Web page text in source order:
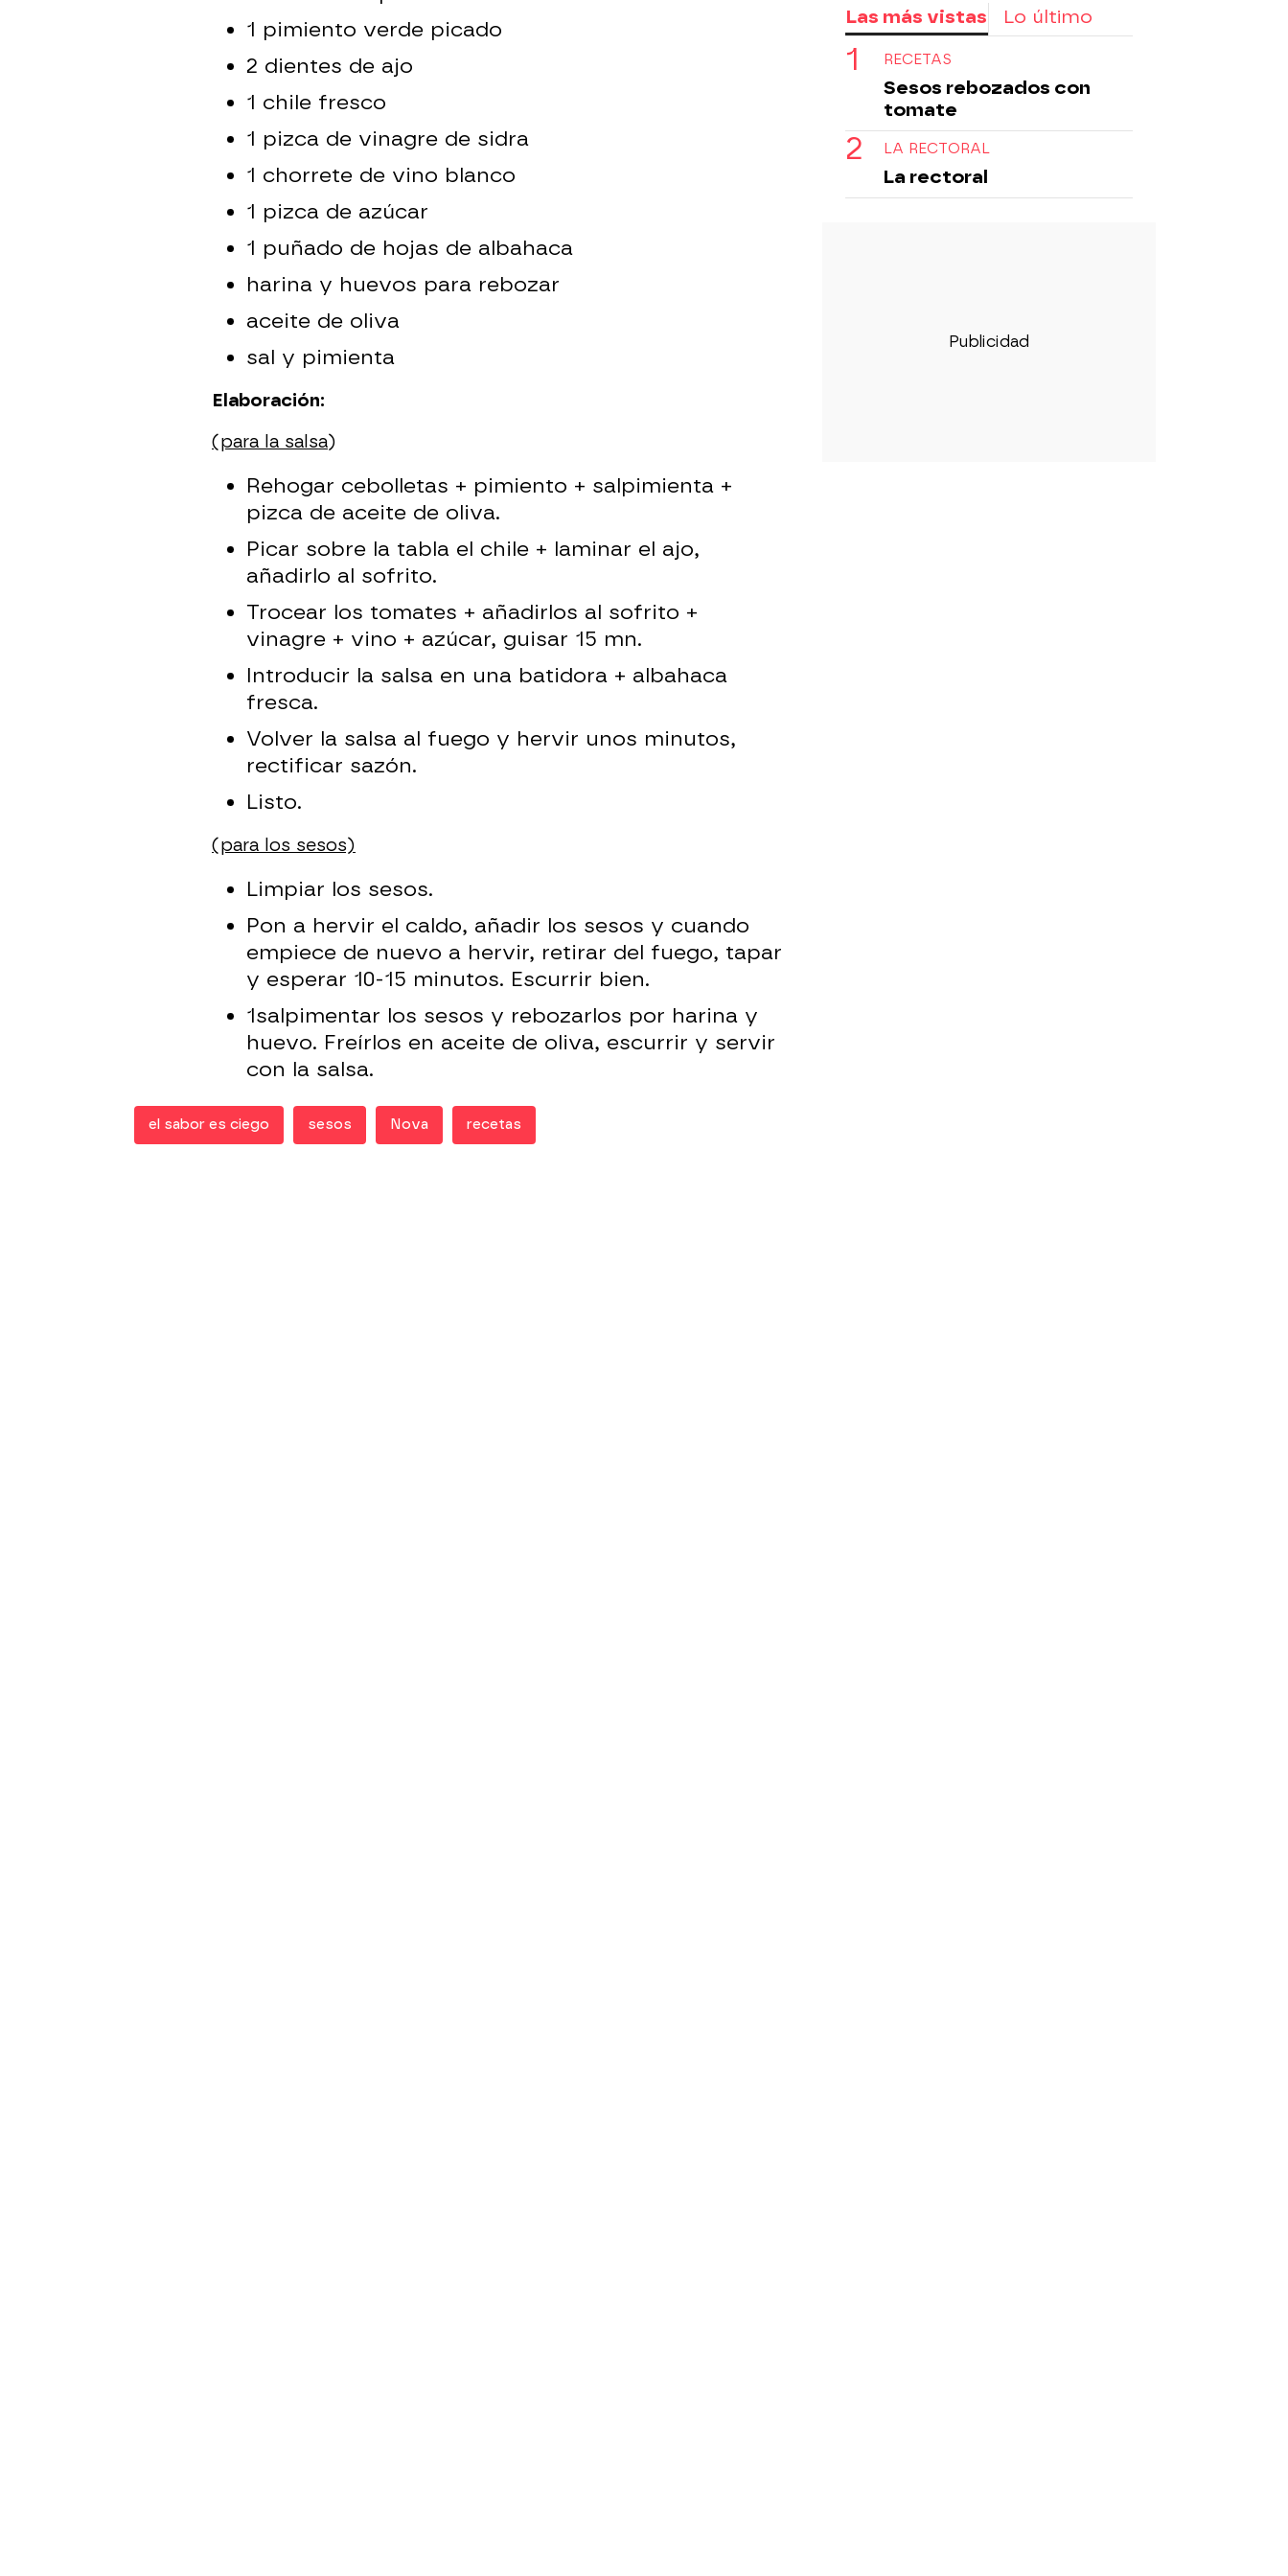
1 pimiento verde picado
2 dientes de ajo
1 chile fresco
1 pizca de vinagre de sidra
1 chorrete de vino blanco
1 pizca de azúcar
1 puñado de hojas de albahaca
harina y huevos para rebozar
aceite de oliva
sal y pimienta
Elaboración:
(para la salsa)
Rehogar cebolletas + pimiento + salpimienta +
pizca de aceite de oliva.
Picar sobre la tabla el chile + laminar el ajo,
añadirlo al sofrito.
Trocear los tomates + añadirlos al sofrito +
vinagre + vino + azúcar, guisar 15 mn.
Introducir la salsa en una batidora + albahaca
fresca.
Volver la salsa al fuego y hervir unos minutos,
rectificar sazón.
Listo.
(para los sesos)
Limpiar los sesos.
Pon a hervir el caldo, añadir los sesos y cuando
empiece de nuevo a hervir, retirar del fuego, tapar
y esperar 10-15 minutos. Escurrir bien.
1salpimentar los sesos y rebozarlos por harina y
huevo. Freírlos en aceite de oliva, escurrir y servir
con la salsa.
el sabor es ciego sesos Nova recetas
Las más vistas Lo último
RECETAS
Sesos rebozados con
tomate
LA RECTORAL
La rectoral